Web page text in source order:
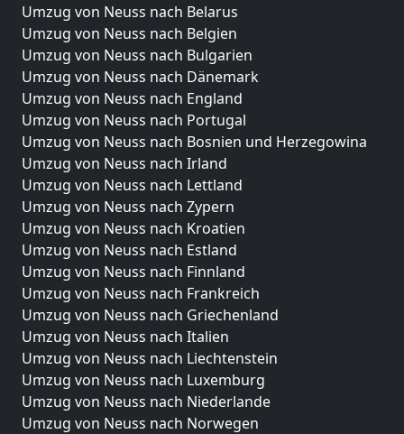
Umzug von Neuss nach Belarus
Umzug von Neuss nach Belgien
Umzug von Neuss nach Bulgarien
Umzug von Neuss nach Dänemark
Umzug von Neuss nach England
Umzug von Neuss nach Portugal
Umzug von Neuss nach Bosnien und Herzegowina
Umzug von Neuss nach Irland
Umzug von Neuss nach Lettland
Umzug von Neuss nach Zypern
Umzug von Neuss nach Kroatien
Umzug von Neuss nach Estland
Umzug von Neuss nach Finnland
Umzug von Neuss nach Frankreich
Umzug von Neuss nach Griechenland
Umzug von Neuss nach Italien
Umzug von Neuss nach Liechtenstein
Umzug von Neuss nach Luxemburg
Umzug von Neuss nach Niederlande
Umzug von Neuss nach Norwegen